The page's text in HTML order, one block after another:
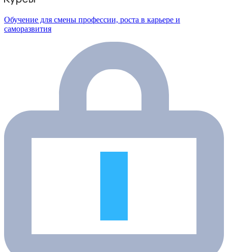
Обучение для смены профессии, роста в карьере и
саморазвития